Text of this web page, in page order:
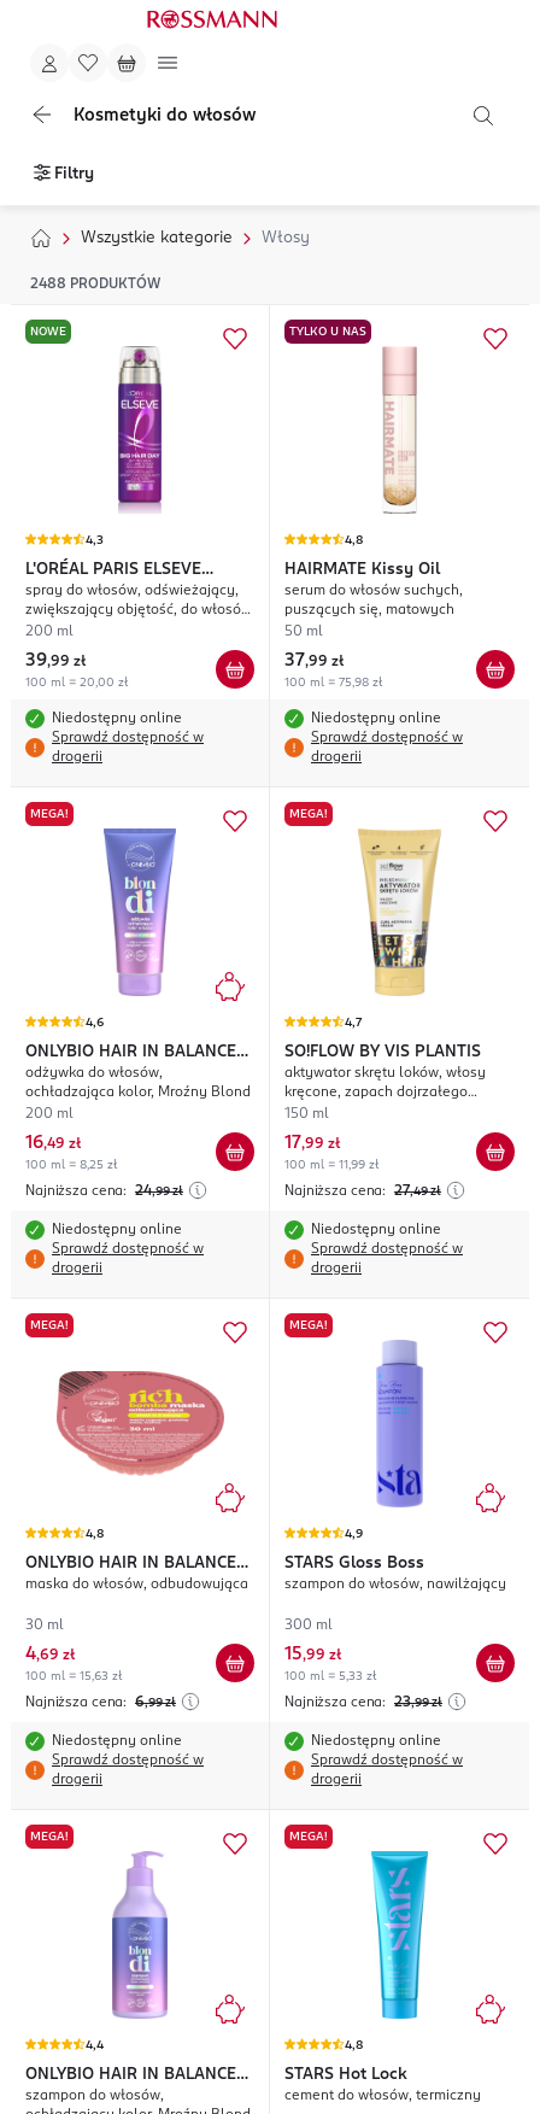
Kosmetyki do włosów
Filtry
Wszystkie kategorie Włosy
2488 PRODUKTÓW
NOWE
4,3
L'ORÉAL PARIS ELSEVE
Collagen Lifter Big Hair Day
spray do włosów, odświeżający,
zwiększający objętość, do włosów
cienkich, pozbawionych objętości
200 ml
39,99 zł
100 ml = 20,00 zł
Niedostępny online
Sprawdź dostępność w
drogerii
TYLKO U NAS
4,8
HAIRMATE Kissy Oil
serum do włosów suchych,
puszących się, matowych
50 ml
37,99 zł
100 ml = 75,98 zł
Niedostępny online
Sprawdź dostępność w
drogerii
MEGA!
4,6
ONLYBIO HAIR IN BALANCE
Blondi
odżywka do włosów,
ochładzająca kolor, Mroźny Blond
200 ml
16,49 zł
100 ml = 8,25 zł
Najniższa cena: 24,99 zł
Niedostępny online
Sprawdź dostępność w
drogerii
MEGA!
4,7
SO!FLOW BY VIS PLANTIS
aktywator skrętu loków, włosy
kręcone, zapach dojrzałego
melona z aloesem
150 ml
17,99 zł
100 ml = 11,99 zł
Najniższa cena: 27,49 zł
Niedostępny online
Sprawdź dostępność w
drogerii
MEGA!
4,8
ONLYBIO HAIR IN BALANCE
Rich Bomba
maska do włosów, odbudowująca
30 ml
4,69 zł
100 ml = 15,63 zł
Najniższa cena: 6,99 zł
Niedostępny online
Sprawdź dostępność w
drogerii
MEGA!
4,9
STARS Gloss Boss
szampon do włosów, nawilżający
300 ml
15,99 zł
100 ml = 5,33 zł
Najniższa cena: 23,99 zł
Niedostępny online
Sprawdź dostępność w
drogerii
MEGA!
4,4
ONLYBIO HAIR IN BALANCE
Blondi
szampon do włosów,
MEGA!
4,8
STARS Hot Lock
cement do włosów, termiczny